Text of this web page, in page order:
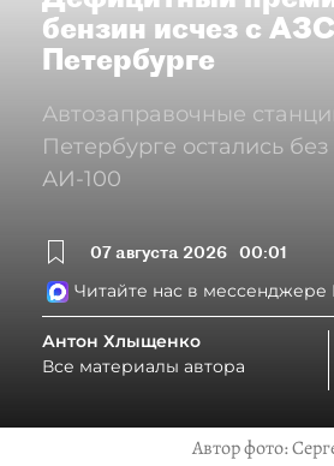
бензин исчез с
Петербурге
Автозаправочные
Петербурге остались
АИ-100
07 августа 2026 00:01
Читайте нас в мессенджере
Антон Хлыщенко
Все материалы автора
Автор фото: